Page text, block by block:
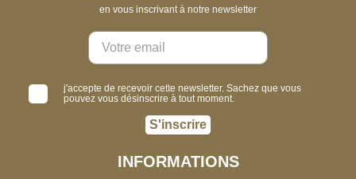
en vous inscrivant à notre newsletter
j'accepte de recevoir cette newsletter. Sachez que vous
pouvez vous désinscrire à tout moment.
S'inscrire
INFORMATIONS